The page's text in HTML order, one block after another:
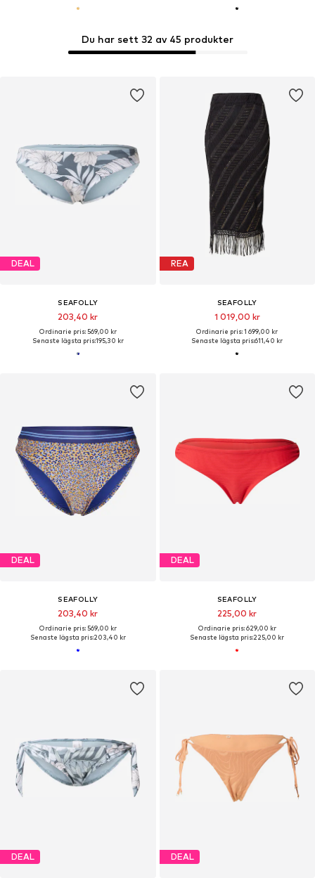
Du har sett 32 av 45 produkter
DEAL
SEAFOLLY
203,40 kr
Ordinarie pris: 569,00 kr
Senaste lägsta pris:195,30 kr
REA
SEAFOLLY
1 019,00 kr
Ordinarie pris: 1 699,00 kr
Senaste lägsta pris:611,40 kr
DEAL
SEAFOLLY
203,40 kr
Ordinarie pris: 569,00 kr
Senaste lägsta pris:203,40 kr
DEAL
SEAFOLLY
225,00 kr
Ordinarie pris: 629,00 kr
Senaste lägsta pris:225,00 kr
DEAL DEAL